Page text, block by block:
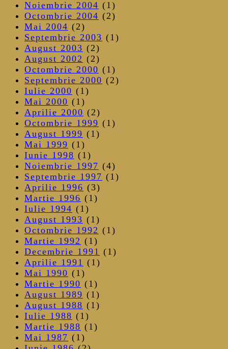
Noiembrie 2004 (1)
Octombrie 2004 (2)
Mai 2004 (2)
Septembrie 2003 (1)
August 2003 (2)
August 2002 (2)
Octombrie 2000 (1)
Septembrie 2000 (2)
Iulie 2000 (1)
Mai 2000 (1)
Aprilie 2000 (2)
Octombrie 1999 (1)
August 1999 (1)
Mai 1999 (1)
Iunie 1998 (1)
Noiembrie 1997 (4)
Septembrie 1997 (1)
Aprilie 1996 (3)
Martie 1996 (1)
Iulie 1994 (1)
August 1993 (1)
Octombrie 1992 (1)
Martie 1992 (1)
Decembrie 1991 (1)
Aprilie 1991 (1)
Mai 1990 (1)
Martie 1990 (1)
August 1989 (1)
August 1988 (1)
Iulie 1988 (1)
Martie 1988 (1)
Mai 1987 (1)